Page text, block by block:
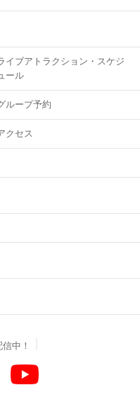
イブアトラクション・スケジ
ール
ループ予約
クセス
中！